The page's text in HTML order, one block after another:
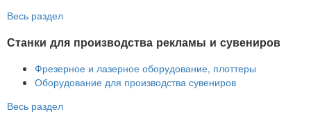
Весь раздел
Станки для производства рекламы и сувениров
Фрезерное и лазерное оборудование, плоттеры
Оборудование для производства сувениров
Весь раздел